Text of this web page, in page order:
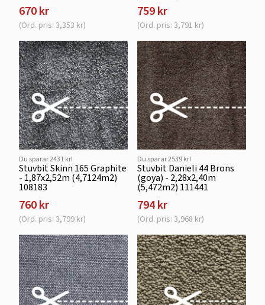
670 kr
(Ord. pris: 3,353 kr)
759 kr
(Ord. pris: 3,791 kr)
Du sparar 2431 kr!
Stuvbit Skinn 165 Graphite
- 1,87x2,52m (4,7124m2)
108183
760 kr
(Ord. pris: 3,799 kr)
Du sparar 2539 kr!
Stuvbit Danieli 44 Brons
(goya) - 2,28x2,40m
(5,472m2) 111441
794 kr
(Ord. pris: 3,968 kr)